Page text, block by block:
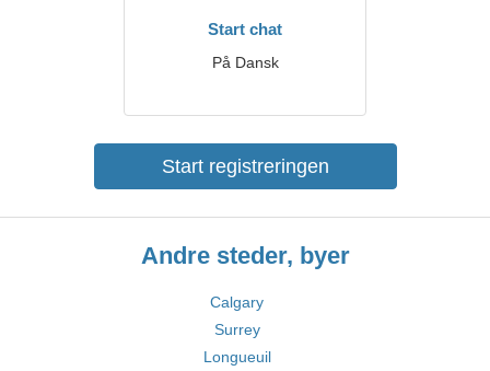
Start chat
På Dansk
Start registreringen
Andre steder, byer
Calgary
Surrey
Longueuil